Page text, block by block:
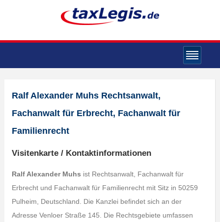
Ralf Alexander Muhs Rechtsanwalt,
Fachanwalt für Erbrecht, Fachanwalt für
Familienrecht
Visitenkarte / Kontaktinformationen
Ralf Alexander Muhs ist Rechtsanwalt, Fachanwalt für
Erbrecht und Fachanwalt für Familienrecht mit Sitz in 50259
Pulheim, Deutschland. Die Kanzlei befindet sich an der
Adresse Venloer Straße 145. Die Rechtsgebiete umfassen